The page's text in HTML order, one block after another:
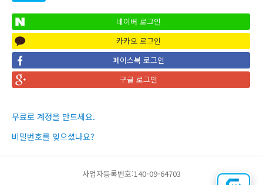
네이버 로그인
카카오 로그인
페이스북 로그인
구글 로그인
무료로 계정을 만드세요.
비밀번호를 잊으셨나요?
사업자등록번호:140-09-64703